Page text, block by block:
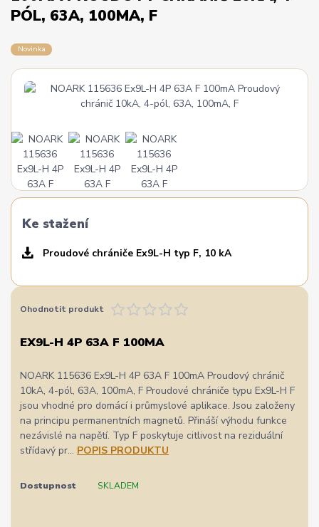
PÓL, 63A, 100MA, F
Novinka
Ke stažení
Proudové chrániče Ex9L-H typ F, 10 kA
Ohodnotit produkt
EX9L-H 4P 63A F 100MA
NOARK 115636 Ex9L-H 4P 63A F 100mA Proudový chránič
10kA, 4-pól, 63A, 100mA, F Proudové chrániče typu Ex9L-H F
jsou vhodné pro domácí i průmyslové aplikace. Jsou založeny
na principu permanentních magnetů. Přináší výhodu funkce
nezávislé na napětí. Typ F poskytuje citlivost na reziduální
střídavý pr... POPIS PRODUKTU
Dostupnost SKLADEM